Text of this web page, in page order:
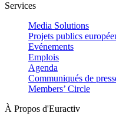
Services
Media Solutions
Projets publics
Evénements
Emplois
Agenda
Communiqués de
Members’ Circle
À Propos d'Euractiv